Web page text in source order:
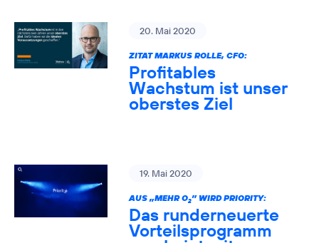
20. Mai 2020
ZITAT MARKUS ROLLE, CFO:
Profitables
Wachstum ist unser
oberstes Ziel
19. Mai 2020
AUS „MEHR O2” WIRD PRIORITY:
Das runderneuerte
Vorteilsprogramm